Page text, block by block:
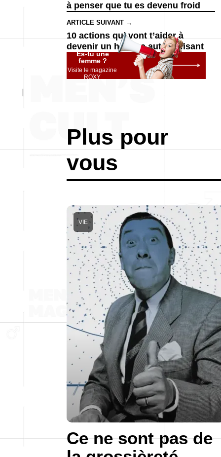
à penser que tu es devenu froid
ARTICLE SUIVANT →
10 actions qui vont t’aider à
devenir un homme autosuffisant
Es-tu une
femme ?
Visite le magazine
ROXY
Plus pour
vous
Ce ne sont pas de
VIE